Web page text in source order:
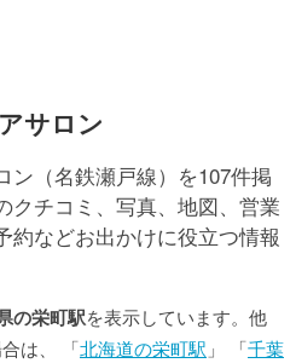
サロン
ン（名鉄瀬戸線）を107件掲
クチコミ、写真、地図、営業
約などお出かけに役立つ情報
の栄町駅を表示しています。他
は、 「北海道の栄町駅 」 「千葉